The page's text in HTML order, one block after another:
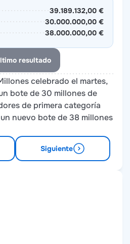
39.189.132,00 €
30.000.000,00 €
38.000.000,00 €
resultado
celebrado el martes,
bote de 30 millones de
de primera categoría
nuevo bote de 38 millones
Siguiente